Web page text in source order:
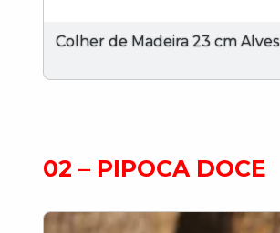
Colher de Madeira 23 cm Alves
02 – PIPOCA DOCE